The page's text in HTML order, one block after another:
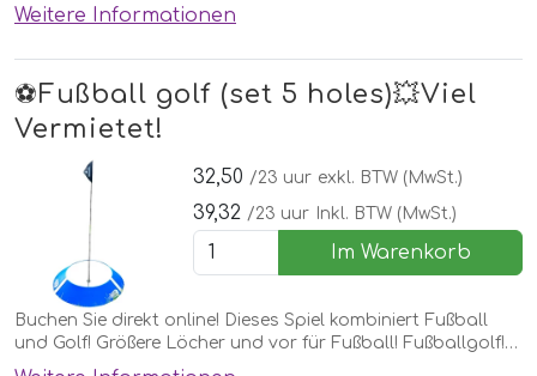
Weitere Informationen
⚽️Fußball golf (set 5 holes)💥Viel
Vermietet!
32,50 /23 uur exkl. BTW (MwSt.)
39,32 /23 uur Inkl. BTW (MwSt.)
Im Warenkorb
Buchen Sie direkt online! Dieses Spiel kombiniert Fußball
und Golf! Größere Löcher und vor für Fußball! Fußballgolf!
Ein lustiges Spiel für einen Fußballverein!